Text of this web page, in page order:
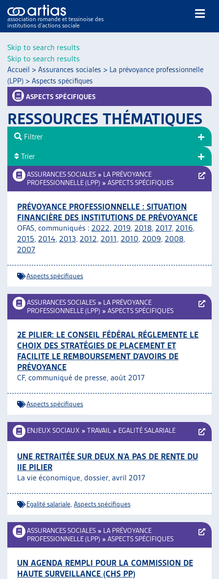
Skip to search results
Skip to search results
association romande et tessinoise des
institutions d’actions sociale
NOS PUBLICATIONS
ARTICLES
VEILLE
RESSOURCES
THÉMATIQUES
GUIDE SOCIAL ROMAND
AUTRES
ARTIAS
L’ASSOCIATION
PROJETS ET ACTIVITÉS
JOURNÉES D’AUTOMNE
Accueil > Assurances sociales > La prévoyance professionnelle
(LPP) > Aspects spécifiques
ASPECTS SPÉCIFIQUES
RESSOURCES THÉMATIQUES
ASSURANCES SOCIALES » LA PRÉVOYANCE
PROFESSIONNELLE (LPP) » ASPECTS SPÉCIFIQUES
PRÉVOYANCE PROFESSIONNELLE : SITUATION
FINANCIÈRE DES INSTITUTIONS DE PRÉVOYANCE
OFAS, communiqués : 2022, 2019, 2018, 2017, 2016,
2015, 2014, 2013, 2012, 2011, 2010, 2009, 2008,
2007
Aspects spécifiques
ASSURANCES SOCIALES » LA PRÉVOYANCE
PROFESSIONNELLE (LPP) » ASPECTS SPÉCIFIQUES
2E PILIER: LE CONSEIL FÉDÉRAL RÉGLEMENTE LE
CHOIX DES STRATÉGIES DE PLACEMENT ET
FACILITE LE REMBOURSEMENT D’AVOIRS DE
PRÉVOYANCE
CF, communiqué de presse, août 2017
Aspects spécifiques
ENJEUX SOCIAUX » TRAVAIL » EGALITÉ SALARIALE
UNE RETRAITÉE SUR DEUX N’A PAS DE RENTE DU
IIE PILIER
La vie économique, dossier, avril 2017
Egalité salariale Aspects spécifiques
ASSURANCES SOCIALES » LA PRÉVOYANCE
PROFESSIONNELLE (LPP) » ASPECTS SPÉCIFIQUES
UN AGENDA REMPLI POUR LA COMMISSION DE
HAUTE SURVEILLANCE (CHS PP)
Filtrer
Trier